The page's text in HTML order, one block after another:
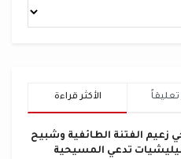
الأكثر قراءة تعليقاً
زعيم الفتنة الطائفية وشبيح
تدعي المسيحية